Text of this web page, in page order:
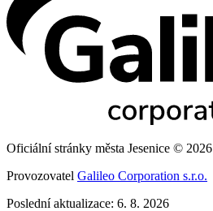
Oficiální stránky města Jesenice © 2026
Provozovatel Galileo Corporation s.r.o.
Poslední aktualizace: 6. 8. 2026